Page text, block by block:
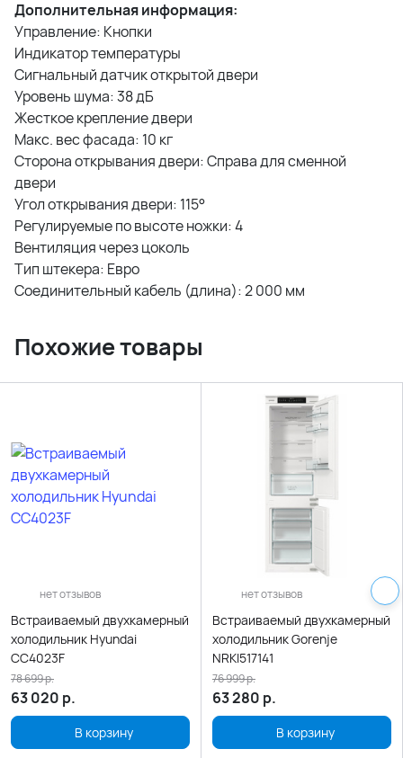
Дополнительная информация:
Управление: Кнопки
Индикатор температуры
Сигнальный датчик открытой двери
Уровень шума: 38 дБ
Жесткое крепление двери
Макс. вес фасада: 10 кг
Сторона открывания двери: Справа для сменной
двери
Угол открывания двери: 115°
Регулируемые по высоте ножки: 4
Вентиляция через цоколь
Тип штекера: Евро
Соединительный кабель (длина): 2 000 мм
Похожие товары
нет отзывов
Встраиваемый двухкамерный
холодильник Hyundai
CC4023F
63 020 р.
78 699р.
В корзину
нет отзывов
Встраиваемый двухкамерный
холодильник Gorenje
NRKI517141
63 280 р.
76 999р.
В корзину